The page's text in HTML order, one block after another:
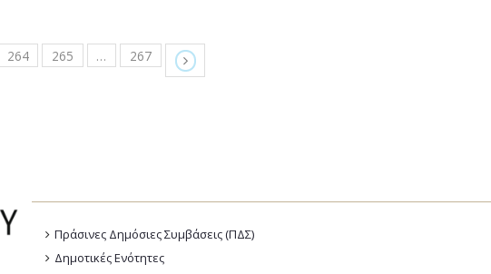
264 265 … 267
Πράσινες Δημόσιες Συμβάσεις (ΠΔΣ)
Δημοτικές Ενότητες